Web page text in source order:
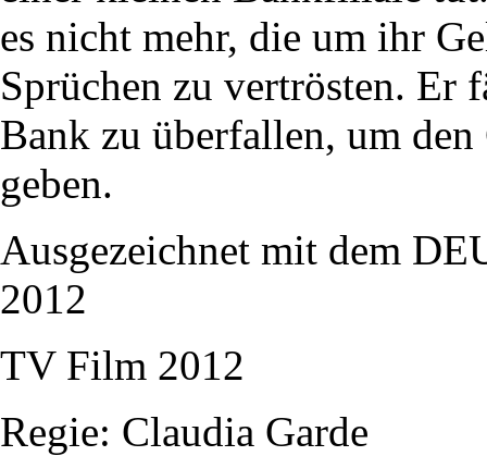
es nicht mehr, die um ihr
Sprüchen zu vertrösten. Er
Bank zu überfallen, um
geben.
Ausgezeichnet mit dem
2012
TV Film 2012
Regie: Claudia Garde